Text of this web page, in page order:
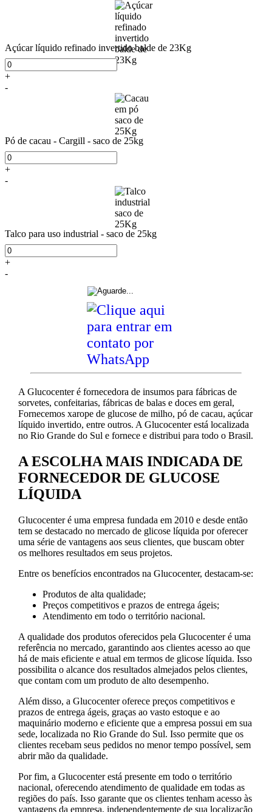
Açúcar líquido refinado invertido balde de 23Kg
+
-
Pó de cacau - Cargill - saco de 25kg
+
-
Talco para uso industrial - saco de 25kg
+
-
A Glucocenter é fornecedora de insumos para fábricas de
sorvetes, confeitarias, fábricas de balas e doces em geral,
Fornecemos xarope de glucose de milho, pó de cacau, açúcar
líquido invertido, entre outros. A Glucocenter está localizada
no Rio Grande do Sul e fornece e distribui para todo o Brasil.
A ESCOLHA MAIS INDICADA DE
FORNECEDOR DE GLUCOSE
LÍQUIDA
Glucocenter é uma empresa fundada em 2010 e desde então
tem se destacado no mercado de glicose líquida por oferecer
uma série de vantagens aos seus clientes, que buscam obter
os melhores resultados em seus projetos.
Entre os benefícios encontrados na Glucocenter, destacam-se:
Produtos de alta qualidade;
Preços competitivos e prazos de entrega ágeis;
Atendimento em todo o território nacional.
A qualidade dos produtos oferecidos pela Glucocenter é uma
referência no mercado, garantindo aos clientes acesso ao que
há de mais eficiente e atual em termos de glicose líquida. Isso
possibilita o alcance dos resultados almejados pelos clientes,
que contam com um produto de alto desempenho.
Além disso, a Glucocenter oferece preços competitivos e
prazos de entrega ágeis, graças ao vasto estoque e ao
maquinário moderno e eficiente que a empresa possui em sua
sede, localizada no Rio Grande do Sul. Isso permite que os
clientes recebam seus pedidos no menor tempo possível, sem
abrir mão da qualidade.
Por fim, a Glucocenter está presente em todo o território
nacional, oferecendo atendimento de qualidade em todas as
regiões do país. Isso garante que os clientes tenham acesso às
vantagens da empresa, independentemente de sua localização